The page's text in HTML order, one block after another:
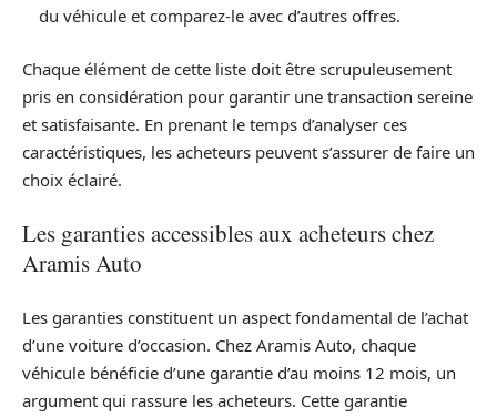
du véhicule et comparez-le avec d’autres offres.
Chaque élément de cette liste doit être scrupuleusement
pris en considération pour garantir une transaction sereine
et satisfaisante. En prenant le temps d’analyser ces
caractéristiques, les acheteurs peuvent s’assurer de faire un
choix éclairé.
Les garanties accessibles aux acheteurs chez
Aramis Auto
Les garanties constituent un aspect fondamental de l’achat
d’une voiture d’occasion. Chez Aramis Auto, chaque
véhicule bénéficie d’une garantie d’au moins 12 mois, un
argument qui rassure les acheteurs. Cette garantie